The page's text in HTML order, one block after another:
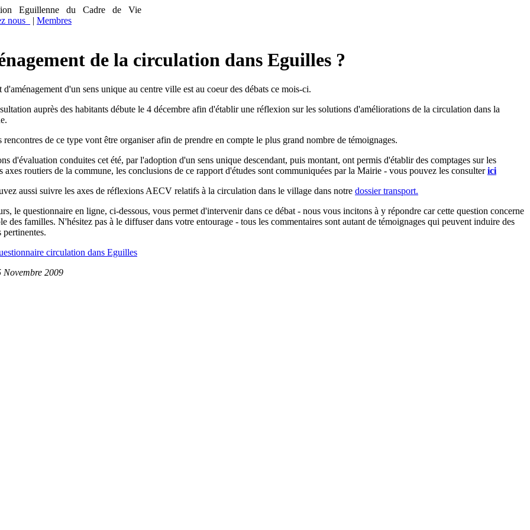
Eguillenne du Cadre de Vie
nous
| Membres
de la circulation dans Eguilles ?
d'aménagement d'un sens unique au centre ville est au coeur des débats ce mois-ci.
auprès des habitants débute le 4 décembre afin d'établir une réflexion sur les solutions d'améliorations de la circulation dans la
rencontres de ce type vont être organiser afin de prendre en compte le plus grand nombre de témoignages.
d'évaluation conduites cet été, par l'adoption d'un sens unique descendant, puis montant, ont permis d'établir des comptages sur les
axes routiers de la commune, les conclusions de ce rapport d'études sont communiquées par la Mairie - vous pouvez les consulterici
aussi suivre les axes de réflexions AECV relatifs à la circulation dans le village dans notre dossier transport.
le questionnaire en ligne, ci-dessous, vous permet d'intervenir dans ce débat - nous vous incitons à y répondre car cette question concerne
des familles. N'hésitez pas à le diffuser dans votre entourage - tous les commentaires sont autant de témoignages qui peuvent induire des
pertinentes.
circulation dans Eguilles
Novembre 2009